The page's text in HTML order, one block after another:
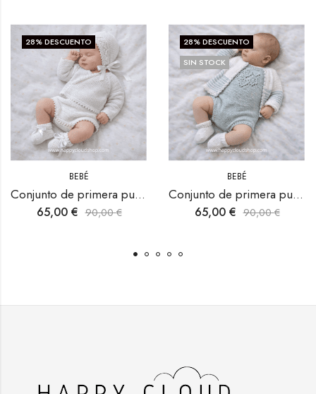
28% DESCUENTO
BEBÉ
Conjunto de primera puesta para bebé recién nacido
65,00 € 90,00€
28% DESCUENTO
SIN STOCK
BEBÉ
Conjunto de primera puesta baby blue
65,00 € 90,00€